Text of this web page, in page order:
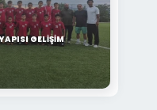
GELİŞİM